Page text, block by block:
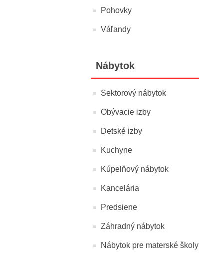
Pohovky
Váľandy
Nábytok
Sektorový nábytok
Obývacie izby
Detské izby
Kuchyne
Kúpelňový nábytok
Kancelária
Predsiene
Záhradný nábytok
Nábytok pre materské školy